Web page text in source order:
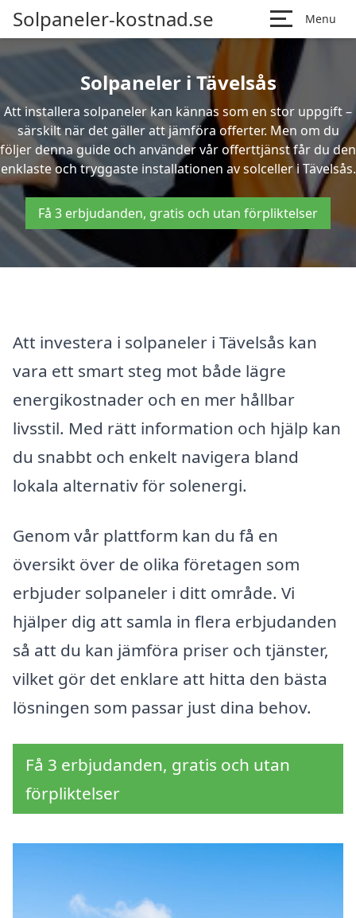
Solpaneler-kostnad.se Menu
Solpaneler i Tävelsås
Att installera solpaneler kan kännas som en stor uppgift –
särskilt när det gäller att jämföra offerter. Men om du
följer denna guide och använder vår offerttjänst får du den
enklaste och tryggaste installationen av solceller i Tävelsås.
Få 3 erbjudanden, gratis och utan förpliktelser
Att investera i solpaneler i Tävelsås kan
vara ett smart steg mot både lägre
energikostnader och en mer hållbar
livsstil. Med rätt information och hjälp kan
du snabbt och enkelt navigera bland
lokala alternativ för solenergi.
Genom vår plattform kan du få en
översikt över de olika företagen som
erbjuder solpaneler i ditt område. Vi
hjälper dig att samla in flera erbjudanden
så att du kan jämföra priser och tjänster,
vilket gör det enklare att hitta den bästa
lösningen som passar just dina behov.
Få 3 erbjudanden, gratis och utan
förpliktelser